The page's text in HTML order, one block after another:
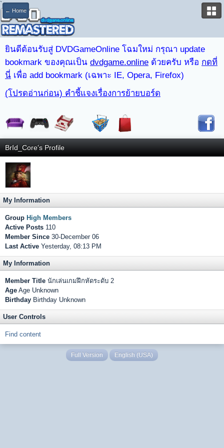
`
← Home
ยินดีต้อนรับสู่ DVDGameOnline โฉมใหม่ กรุณา update
bookmark ของคุณเป็น dvdgame.online ด้วยครับ หรือ กดที่
นี่ เพื่อ add bookmark (เฉพาะ IE, Opera, Firefox)
(โปรดอ่านก่อน) คำชี้แจงเรื่องการย้ายบอร์ด
BrId_Core's Profile
My Information
Group High Members
Active Posts 110
Member Since 30-December 06
Last Active Yesterday, 08:13 PM
My Information
Member Title นักเล่นเกมฝึกหัดระดับ 2
Age Age Unknown
Birthday Birthday Unknown
User Controls
Find content
Full Version English (USA)